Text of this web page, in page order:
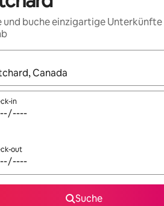
und buche einzigartige
Ergebnisse verfügbar sind, navigiere
in
out
Suche